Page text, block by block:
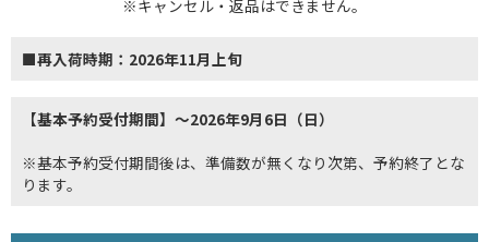
※キャンセル・返品はできません。
■再入荷時期：2026年11月上旬
【基本予約受付期間】～2026年9月6日（日）
※基本予約受付期間後は、準備数が無くなり次第、予約終了とな
ります。